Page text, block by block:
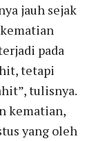
jauh sejak
pada
tetapi
tulisnya.
kematian,
yang oleh